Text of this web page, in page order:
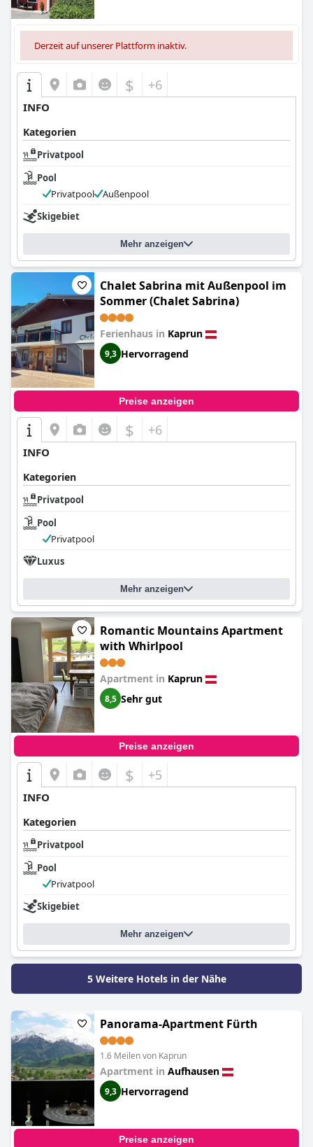
Derzeit auf unserer Plattform inaktiv.
$ +6
INFO
Kategorien
Privatpool
Pool
Privatpool
Außenpool
Skigebiet
Mehr anzeigen
Chalet Sabrina mit Außenpool im
Sommer (Chalet Sabrina)
Ferienhaus in Kaprun
9,3 Hervorragend
Preise anzeigen
$ +6
INFO
Kategorien
Privatpool
Pool
Privatpool
Luxus
Mehr anzeigen
Romantic Mountains Apartment
with Whirlpool
Apartment in Kaprun
8,5 Sehr gut
Preise anzeigen
$ +5
INFO
Kategorien
Privatpool
Pool
Privatpool
Skigebiet
Mehr anzeigen
5 Weitere Hotels in der Nähe
Panorama-Apartment Fürth
1.6 Meilen von Kaprun
Apartment in Aufhausen
9,3 Hervorragend
Preise anzeigen